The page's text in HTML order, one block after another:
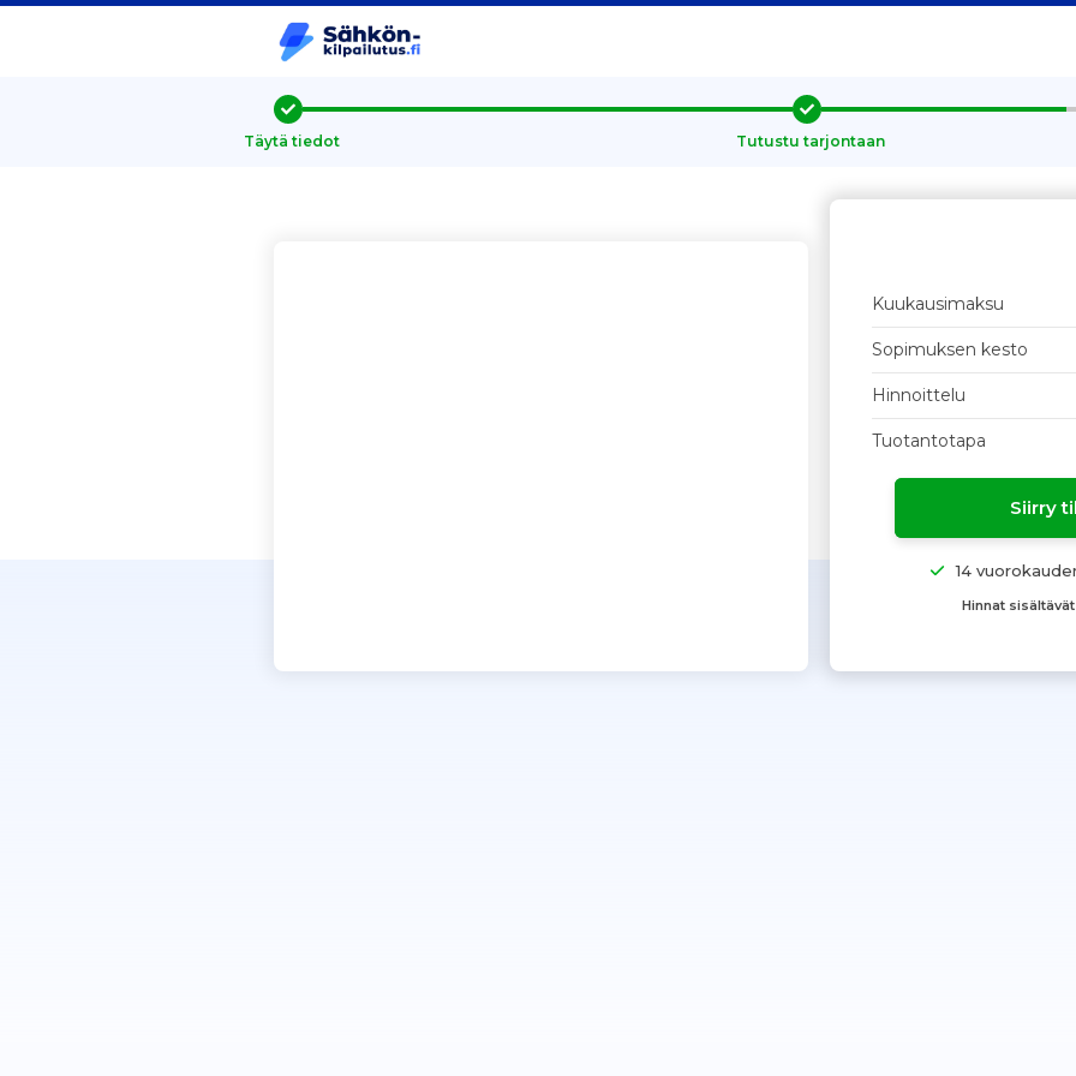
Täytä tiedot Tutustu tarjontaan
Kuukausimaksu
Sopimuksen kesto
Hinnoittelu
Tuotantotapa
Siirry
14
Hinnat